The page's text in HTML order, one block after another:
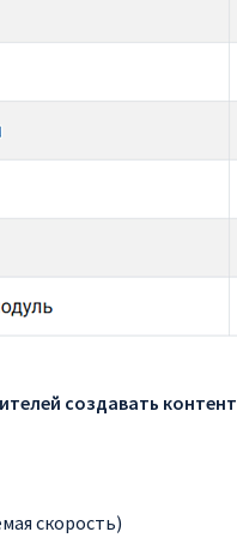
создавать контент
скорость)